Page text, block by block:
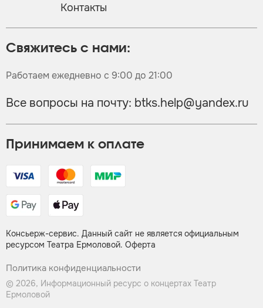
Принимаем к оплате
Консьерж-сервис. Данный сайт не является официальным
ресурсом Театра Ермоловой. Оферта
Политика конфиденциальности
© 2026, Информационный ресурс о концертах Театр
Ермоловой
Свяжитесь с нами:
Работаем ежедневно с 9:00 до 21:00
Все вопросы на почту: btks.help@yandex.ru
Контакты